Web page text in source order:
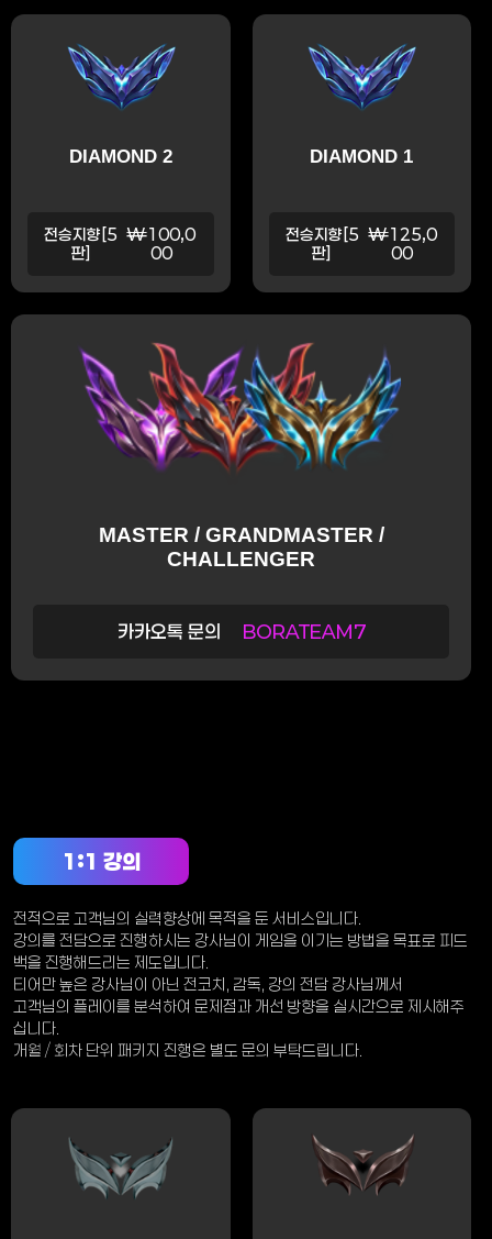
DIAMOND 2
전승지향[5
판]
₩100,0
00
DIAMOND 1
전승지향[5
판]
₩125,0
00
MASTER / GRANDMASTER /
CHALLENGER
카카오톡 문의 BORATEAM7
1:1 강의
전적으로 고객님의 실력향상에 목적을 둔 서비스입니다.
강의를 전담으로 진행하시는 강사님이 게임을 이기는 방법을 목표로 피드
백을 진행해드리는 제도입니다.
티어만 높은 강사님이 아닌 전코치, 감독, 강의 전담 강사님께서
고객님의 플레이를 분석하여 문제점과 개선 방향을 실시간으로 제시해주
십니다.
개월 / 회차 단위 패키지 진행은 별도 문의 부탁드립니다.